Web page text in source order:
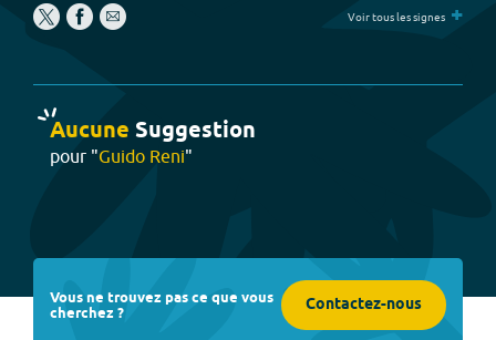
Voir tous les signes +
Aucune Suggestion
pour "Guido Reni"
Vous ne trouvez pas ce que vous
cherchez ? Contactez-nous